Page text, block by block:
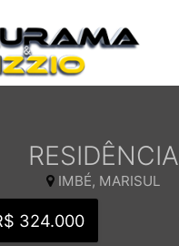
RESIDÊNCIA
IMBÉ, MARISUL
324.000